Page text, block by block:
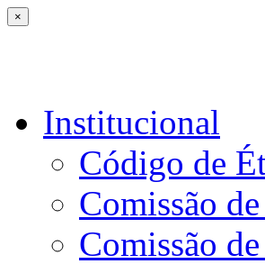
×
Institucional
Código de
Comissão
Comissão